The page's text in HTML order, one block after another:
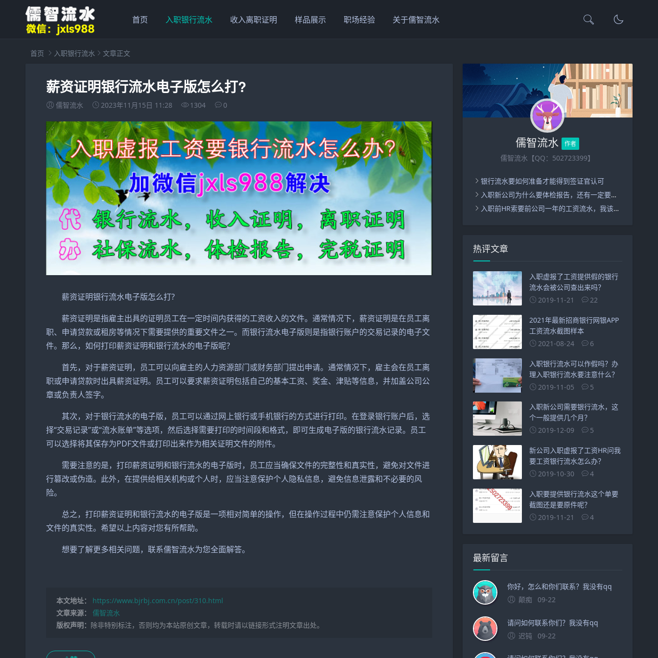
首页 入职银行流水 收入离职证明 样品展示 职场经验 关于儒智流水
首页 入职银行流水 文章正文
薪资证明银行流水电子版怎么打?
儒智流水 2023年11月15日 11:28 1304 0
薪资证明银行流水电子版怎么打?
薪资证明是指雇主出具的证明员工在一定时间内获得的工资收入的文件。通常情况下，薪资证明是在员工离
职、申请贷款或租房等情况下需要提供的重要文件之一。而银行流水电子版则是指银行账户的交易记录的电子文
件。那么，如何打印薪资证明和银行流水的电子版呢？
首先，对于薪资证明，员工可以向雇主的人力资源部门或财务部门提出申请。通常情况下，雇主会在员工离
职或申请贷款时出具薪资证明。员工可以要求薪资证明包括自己的基本工资、奖金、津贴等信息，并加盖公司公
章或负责人签字。
其次，对于银行流水的电子版，员工可以通过网上银行或手机银行的方式进行打印。在登录银行账户后，选
择“交易记录”或“流水账单”等选项，然后选择需要打印的时间段和格式，即可生成电子版的银行流水记录。员工
可以选择将其保存为PDF文件或打印出来作为相关证明文件的附件。
需要注意的是，打印薪资证明和银行流水的电子版时，员工应当确保文件的完整性和真实性，避免对文件进
行篡改或伪造。此外，在提供给相关机构或个人时，应当注意保护个人隐私信息，避免信息泄露和不必要的风
险。
总之，打印薪资证明和银行流水的电子版是一项相对简单的操作，但在操作过程中仍需注意保护个人信息和
文件的真实性。希望以上内容对您有所帮助。
想要了解更多相关问题，联系儒智流水为您全面解答。
本文地址：
https://www.bjrbj.com.cn/post/310.html
文章来源：
儒智流水
版权声明： 除非特别标注，否则均为本站原创文章，转载时请以链接形式注明文章出处。
儒智流水 作者
儒智流水【QQ：502723399】
银行流水要如何准备才能得到签证官认可
入职新公司为什么要体检报告，还有一定要去三甲医院体检吗？
入职前HR索要前公司一年的工资流水，我该怎么做才能顺利通过？
热评文章
入职虚报了工资提供假的银行
流水会被公司查出来吗？
2019-11-21
22
2021年最新招商银行网银APP
工资流水截图样本
2021-08-24
6
入职银行流水可以作假吗？办
理入职银行流水要注意什么？
2019-11-05
5
入职新公司需要银行流水，这
个一般提供几个月？
2019-12-09
5
新公司入职虚报了工资HR问我
要工资银行流水怎么办？
2019-10-30
4
入职要提供银行流水这个单要
截图还是要原件呢？
2019-11-21
4
最新留言
你好，怎么和你们联系？我没有qq
颠痴
09-22
请问如何联系你们？我没有qq
迟钝
09-22